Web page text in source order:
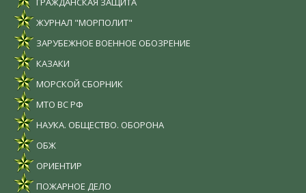
ЖУРНАЛ "МОРПОЛИТ"
ЗАРУБЕЖНОЕ ВОЕННОЕ ОБОЗРЕНИЕ
КАЗАКИ
МОРСКОЙ СБОРНИК
МТО ВС РФ
НАУКА. ОБЩЕСТВО. ОБОРОНА
ОБЖ
ОРИЕНТИР
ПОЖАРНОЕ ДЕЛО